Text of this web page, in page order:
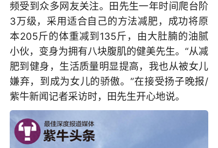
频受到众多网友关注。田先生一年时间爬台阶
3万级，采用适合自己的方法减肥，成功将原
本205斤的体重减到135斤，由大肚腩的油腻
小伙，变身为拥有八块腹肌的健美先生。“从减
肥到健身，生活质量明显提高，我也从被女儿
嫌弃，到成为女儿的骄傲。”在接受扬子晚报/
紫牛新闻记者采访时，田先生开心地说。